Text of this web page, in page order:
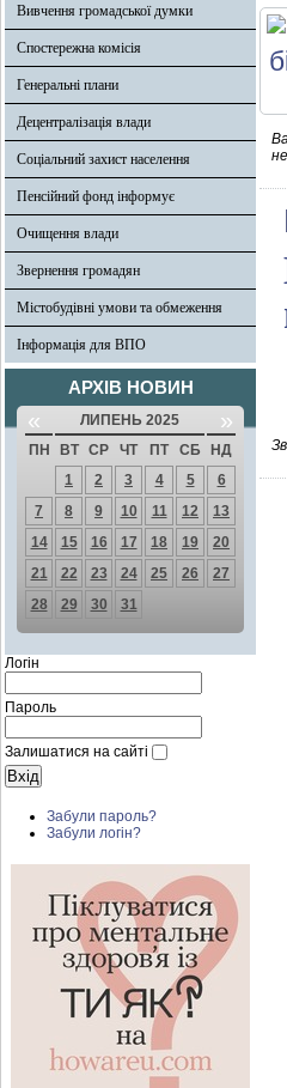
Вивчення громадської думки
Спостережна комісія
Генеральні плани
Децентралізація влади
Соціальний захист населення
Пенсійний фонд інформує
Очищення влади
Звернення громадян
Містобудівні умови та обмеження
Інформація для ВПО
АРХІВ НОВИН
« ЛИПЕНЬ 2025 »
ПН ВТ СР ЧТ ПТ СБ
НД
1
2 3 4 5
6
7
8 9 10 11 12
13
14
15 16 17 18 19
20
21
22 23 24 25 26
27
28
29 30 31
Логін
Пароль
Залишатися на сайті
Забули пароль?
Забули логін?